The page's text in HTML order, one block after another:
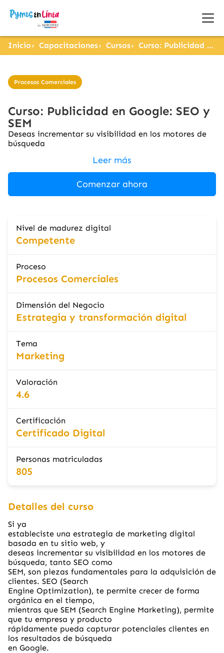
Inicio Capacitaciones Cursos Curso: Publicidad en Google: SEO y SEM
Procesos Comerciales
Curso: Publicidad en Google: SEO y
SEM
Deseas incrementar su visibilidad en los motores de
búsqueda
Leer más
Comenzar ahora
Nivel de madurez digital
Competente
Proceso
Procesos Comerciales
Dimensión del Negocio
Estrategia y transformación digital
Tema
Marketing
Valoración
4.6
Certificación
Certificado Digital
Personas matriculadas
805
Detalles del curso
Si ya
estableciste una estrategia de marketing digital
basada en tu sitio web, y
deseas incrementar su visibilidad en los motores de
búsqueda, tanto SEO como
SEM, son piezas fundamentales para la adquisición de
clientes. SEO (Search
Engine Optimization), te permite crecer de forma
orgánica en el tiempo,
mientras que SEM (Search Engine Marketing), permite
que tu empresa y producto
rápidamente pueda capturar potenciales clientes en
los resultados de búsqueda
en Google.